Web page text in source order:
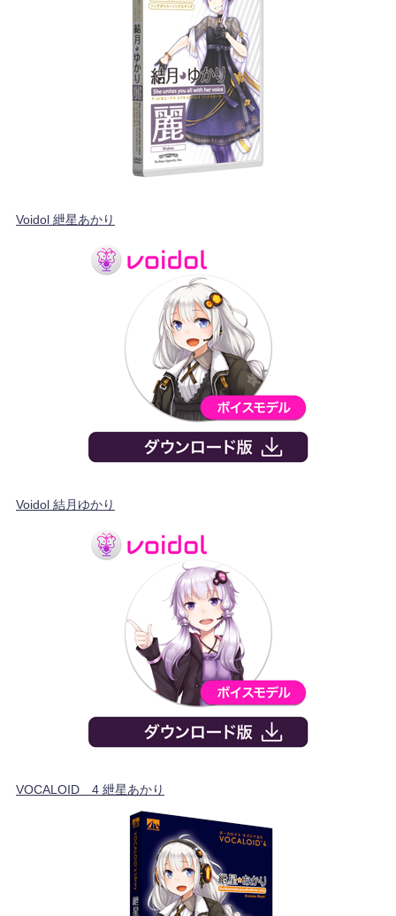
Voidol 紲星あかり
Voidol 結月ゆかり
VOCALOID™4 紲星あかり